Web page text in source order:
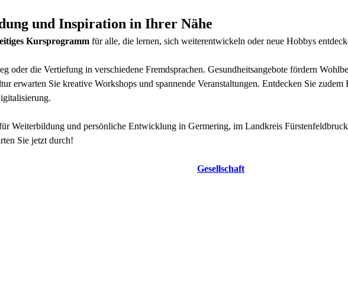
und Inspiration in Ihrer Nähe
Kursprogramm für alle, die lernen, sich weiterentwickeln oder neue Hobbys
oder die Vertiefung in verschiedene Fremdsprachen. Gesundheitsangebote fördern
erwarten Sie kreative Workshops und spannende Veranstaltungen. Entdecken Sie
Weiterbildung und persönliche Entwicklung in Germering, im Landkreis
Sie jetzt durch!
Gesellschaft